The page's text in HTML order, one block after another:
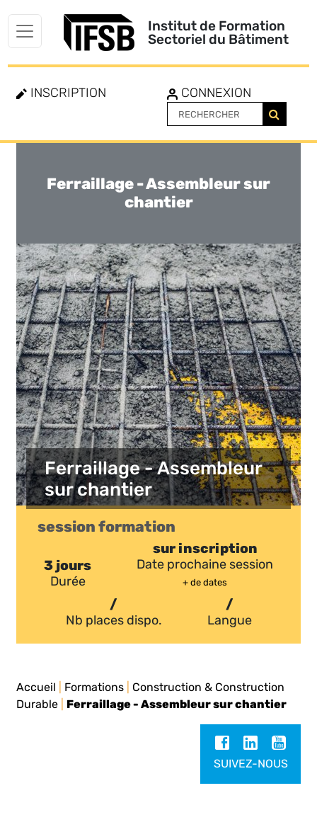
Institut de Formation
Sectoriel du Bâtiment
INSCRIPTION CONNEXION
Toggle
Ferraillage - Assembleur sur
chantier
Ferraillage - Assembleur
sur chantier
session formation
3 jours
Durée
sur inscription
Date prochaine session
+ de dates
/
Nb places dispo.
/
Langue
Accueil Formations
Construction & Construction
Durable
Ferraillage - Assembleur sur chantier
SUIVEZ-NOUS